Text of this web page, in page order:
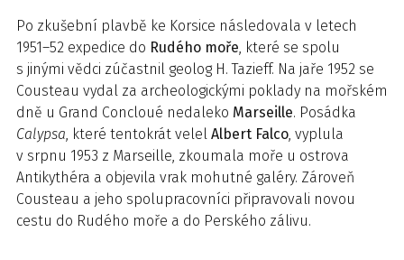
Po zkušební plavbě ke Korsice následovala v letech
1951–52 expedice do Rudého moře, které se spolu
s jinými vědci zúčastnil geolog H. Tazieff. Na jaře 1952 se
Cousteau vydal za archeologickými poklady na mořském
dně u Grand Concloué nedaleko Marseille. Posádka
Calypsa, které tentokrát velel Albert Falco, vyplula
v srpnu 1953 z Marseille, zkoumala moře u ostrova
Antikythéra a objevila vrak mohutné galéry. Zároveň
Cousteau a jeho spolupracovníci připravovali novou
cestu do Rudého moře a do Perského zálivu.